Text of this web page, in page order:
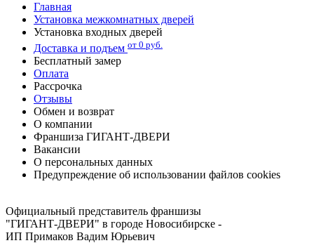
Главная
Установка межкомнатных дверей
Установка входных дверей
Доставка и подъем от 0 руб.
Бесплатный замер
Оплата
Рассрочка
Отзывы
Обмен и возврат
О компании
Франшиза ГИГАНТ-ДВЕРИ
Вакансии
О персональных данных
Предупреждение об использовании файлов cookies
Официальный представитель франшизы
"ГИГАНТ-ДВЕРИ" в городе Новосибирске -
ИП Примаков Вадим Юрьевич